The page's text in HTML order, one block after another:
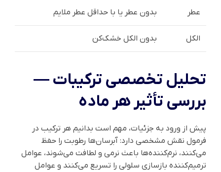
عطر بدون عطر یا با حداقل عطر ملایم
الکل بدون الکل خشک‌کن
تحلیل تخصصی ترکیبات —
بررسی تأثیر هر ماده
پیش از ورود به جزئیات، مهم است بدانیم هر ترکیب در
فرمول نقش مشخصی دارد: آبرسان‌ها رطوبت را حفظ
می‌کنند، نرم‌کننده‌ها باعث نرمی و لطافت می‌شوند، عوامل
ترمیم‌کننده بازسازی سلولی را تسریع می‌کنند و عوامل